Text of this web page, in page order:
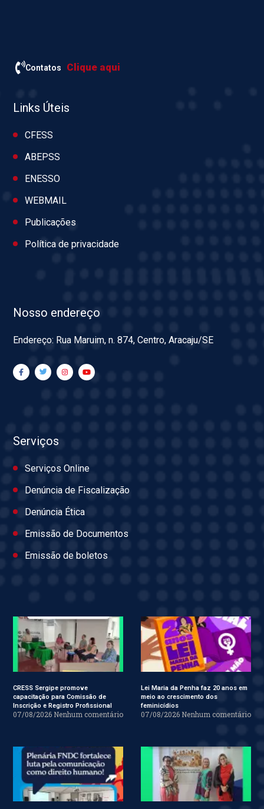
Contatos Clique aqui
Links Úteis
CFESS
ABEPSS
ENESSO
WEBMAIL
Publicações
Política de privacidade
Nosso endereço
Endereço: Rua Maruim, n. 874, Centro, Aracaju/SE
Serviços
Serviços Online
Denúncia de Fiscalização
Denúncia Ética
Emissão de Documentos
Emissão de boletos
CRESS Sergipe promove
capacitação para Comissão de
Inscrição e Registro Profissional
07/08/2026 Nenhum comentário
Lei Maria da Penha faz 20 anos em
meio ao crescimento dos
feminicídios
07/08/2026 Nenhum comentário